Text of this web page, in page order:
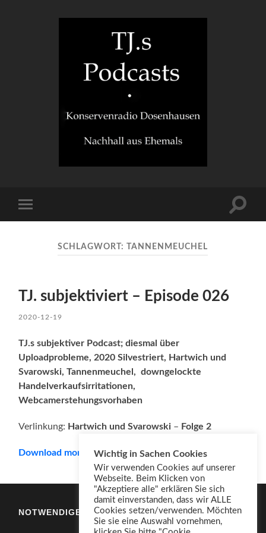
Menü
SCHLAGWORT:TANNENMEUCHEL
TJ. subjektiviert – Episode 026
2020-12-19
TJ.s subjektiver Podcast; diesmal über
Uploadprobleme, 2020 Silvestriert, Hartwich und
Svarowski, Tannenmeuchel, downgelockte
Handelverkaufsirritationen,
Webcamerstehungsvorhaben
Verlinkung: Hartwich und Svarowski – Folge 2
Download mono
NOTWENDIGES
Wichtig in Sachen Cookies
Wir verwenden Cookies auf unserer
Webseite. Beim Klicken von
"Akzeptiere alle" erklären Sie sich
damit einverstanden, dass wir ALLE
Cookies setzen/verwenden. Möchten
Sie sie eine Auswahl vornehmen,